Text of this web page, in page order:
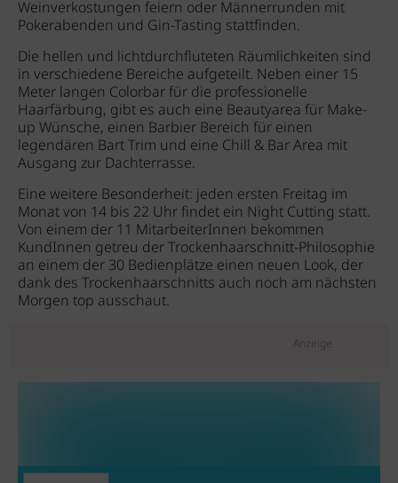
Weinverkostungen feiern oder Männerrunden mit
Pokerabenden und Gin-Tasting stattfinden.
Die hellen und lichtdurchfluteten Räumlichkeiten sind
in verschiedene Bereiche aufgeteilt. Neben einer 15
Meter langen Colorbar für die professionelle
Haarfärbung, gibt es auch eine Beautyarea für Make-
up Wünsche, einen Barbier Bereich für einen
legendären Bart Trim und eine Chill & Bar Area mit
Ausgang zur Dachterrasse.
Eine weitere Besonderheit: jeden ersten Freitag im
Monat von 14 bis 22 Uhr findet ein Night Cutting statt.
Von einem der 11 MitarbeiterInnen bekommen
KundInnen getreu der Trockenhaarschnitt-Philosophie
an einem der 30 Bedienplätze einen neuen Look, der
dank des Trockenhaarschnitts auch noch am nächsten
Morgen top ausschaut.
Anzeige